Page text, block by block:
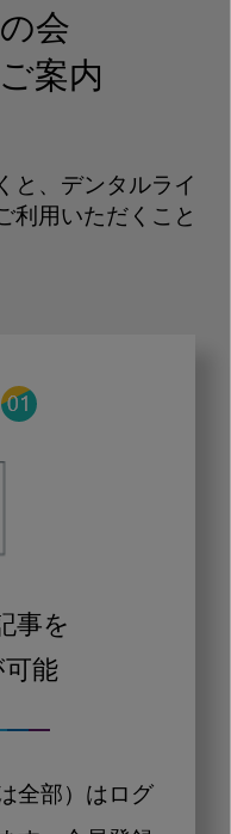
会
案内
と、デンタルライ
利用いただくこと
事を
能
全部）はログ